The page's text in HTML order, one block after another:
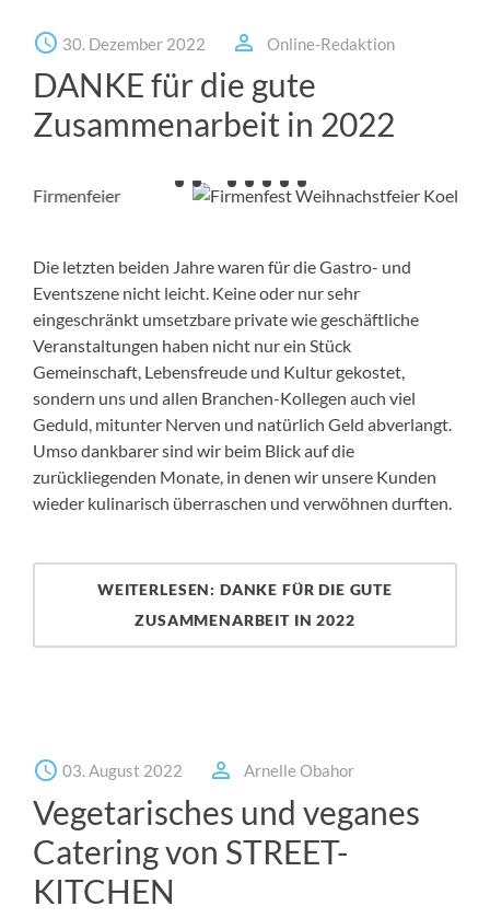
30. Dezember 2022 Online-Redaktion
DANKE für die gute
Zusammenarbeit in 2022
Die letzten beiden Jahre waren für die Gastro- und
Eventszene nicht leicht. Keine oder nur sehr
eingeschränkt umsetzbare private wie geschäftliche
Veranstaltungen haben nicht nur ein Stück
Gemeinschaft, Lebensfreude und Kultur gekostet,
sondern uns und allen Branchen-Kollegen auch viel
Geduld, mitunter Nerven und natürlich Geld abverlangt.
Umso dankbarer sind wir beim Blick auf die
zurückliegenden Monate, in denen wir unsere Kunden
wieder kulinarisch überraschen und verwöhnen durften.
WEITERLESEN: DANKE FÜR DIE GUTE
ZUSAMMENARBEIT IN 2022
03. August 2022 Arnelle Obahor
Vegetarisches und veganes
Catering von STREET-
KITCHEN